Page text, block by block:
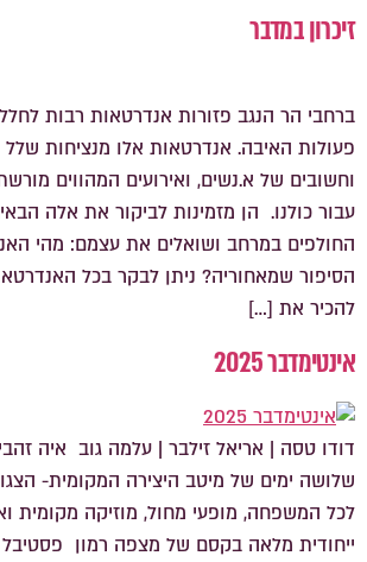
זיכרון במדבר
ברחבי הר הנגב פזורות אנדרטאות רבות
פעולות האיבה. אנדרטאות אלו מנציחות שלל
וחשובים של א.נשים, ואירועים המהווים
עבור כולנו. הן מזמינות לביקור את אלה
החולפים במרחב ושואלים את עצמם: מהי
הסיפור שמאחוריה? ניתן לבקר בכל
להכיר את […]
אינטימדבר 2025
שלושה ימים של מיטב היצירה המקומית-
לכל המשפחה, מופעי מחול, מוזיקה מקומית
ייחודית מלאה בקסם של מצפה רמון